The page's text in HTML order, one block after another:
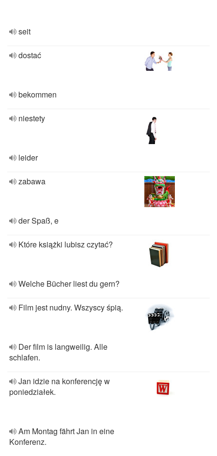
seit
dostać
bekommen
niestety
leider
zabawa
der Spaß, e
Które książki lubisz czytać?
Welche Bücher liest du gern?
Film jest nudny. Wszyscy śpią.
Der film is langweilig. Alle
schlafen.
Jan idzie na konferencję w
poniedziałek.
Am Montag fährt Jan in eine
Konferenz.